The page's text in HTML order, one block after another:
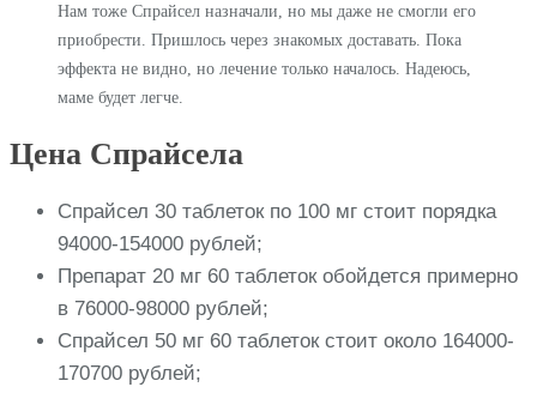
Нам тоже Спрайсел назначали, но мы даже не смогли его
приобрести. Пришлось через знакомых доставать. Пока
эффекта не видно, но лечение только началось. Надеюсь,
маме будет легче.
Цена Спрайсела
Спрайсел 30 таблеток по 100 мг стоит порядка
94000-154000 рублей;
Препарат 20 мг 60 таблеток обойдется примерно
в 76000-98000 рублей;
Спрайсел 50 мг 60 таблеток стоит около 164000-
170700 рублей;